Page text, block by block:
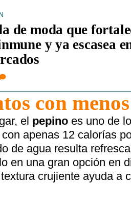
de moda que
y ya escasea
con
el pepino es uno de
apenas 12 calorías
de agua resulta
en una gran opción en
crujiente ayuda a